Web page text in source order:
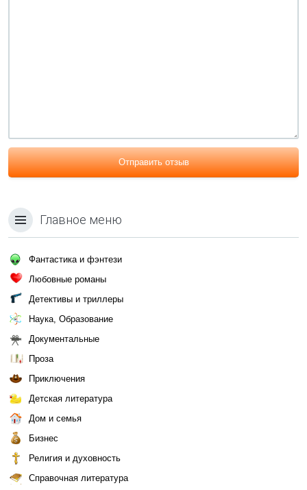
Отправить отзыв
Главное меню
Фантастика и фэнтези
Любовные романы
Детективы и триллеры
Наука, Образование
Документальные
Проза
Приключения
Детская литература
Дом и семья
Бизнес
Религия и духовность
Справочная литература